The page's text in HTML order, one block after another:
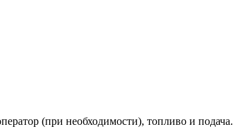
(при необходимости), топливо и подача.